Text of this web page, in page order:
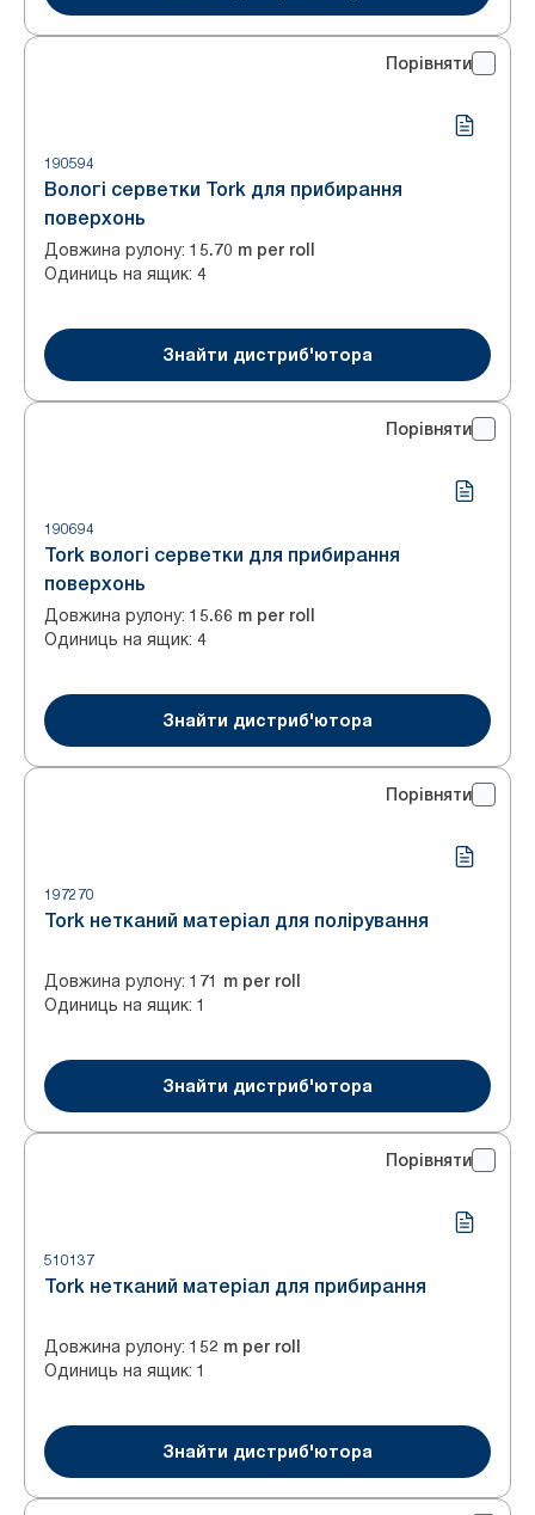
Порівняти
190594
Вологі серветки Tork для прибирання
поверхонь
Довжина рулону: 15.70 m per roll
Одиниць на ящик: 4
Знайти дистриб'ютора
Порівняти
190694
Tork вологі серветки для прибирання
поверхонь
Довжина рулону: 15.66 m per roll
Одиниць на ящик: 4
Знайти дистриб'ютора
Порівняти
197270
Tork нетканий матеріал для полірування
Довжина рулону: 171 m per roll
Одиниць на ящик: 1
Знайти дистриб'ютора
Порівняти
510137
Tork нетканий матеріал для прибирання
Довжина рулону: 152 m per roll
Одиниць на ящик: 1
Знайти дистриб'ютора